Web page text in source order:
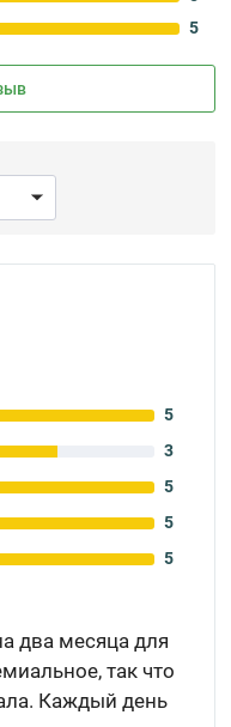
5
5
3
5
5
5
два месяца для
так что
Каждый день